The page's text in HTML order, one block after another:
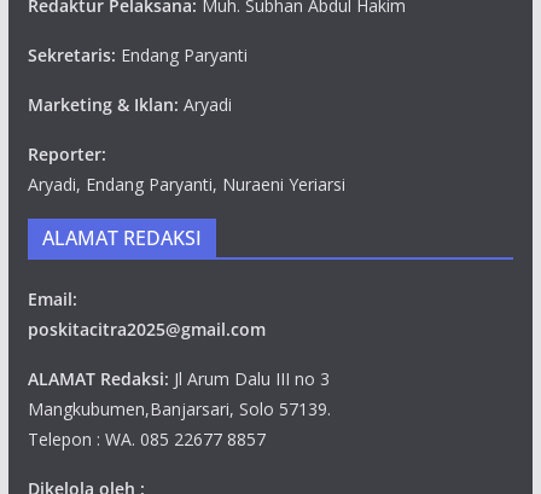
Redaktur Pelaksana: Muh. Subhan Abdul Hakim
Sekretaris: Endang Paryanti
Marketing & Iklan: Aryadi
Reporter:
Aryadi, Endang Paryanti, Nuraeni Yeriarsi
ALAMAT REDAKSI
Email:
poskitacitra2025@gmail.com
ALAMAT Redaksi: Jl Arum Dalu III no 3
Mangkubumen,Banjarsari, Solo 57139.
Telepon : WA. 085 22677 8857
Dikelola oleh :